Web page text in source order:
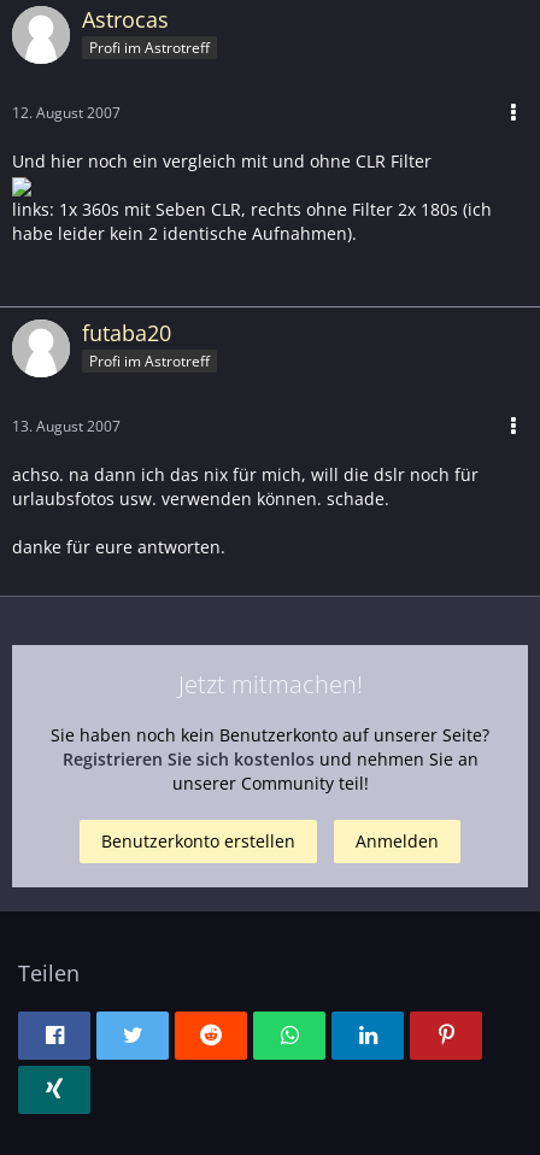
Astrocas
Profi im Astrotreff
12. August 2007
Und hier noch ein vergleich mit und ohne CLR Filter
links: 1x 360s mit Seben CLR, rechts ohne Filter 2x 180s (ich
habe leider kein 2 identische Aufnahmen).
futaba20
Profi im Astrotreff
13. August 2007
achso. na dann ich das nix für mich, will die dslr noch für
urlaubsfotos usw. verwenden können. schade.
danke für eure antworten.
Jetzt mitmachen!
Sie haben noch kein Benutzerkonto auf unserer Seite?
Registrieren Sie sich kostenlosund nehmen Sie an
unserer Community teil!
Benutzerkonto erstellen Anmelden
Teilen